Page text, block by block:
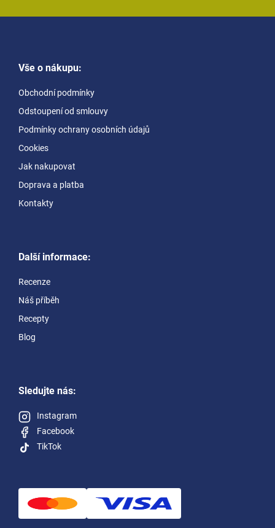
Vše o nákupu:
Obchodní podmínky
Odstoupení od smlouvy
Podmínky ochrany osobních údajů
Cookies
Jak nakupovat
Doprava a platba
Kontakty
Další informace:
Recenze
Náš příběh
Recepty
Blog
Sledujte nás:
Instagram
Facebook
TikTok